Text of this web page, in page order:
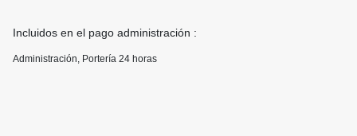
Incluidos en el pago administración :
Administración, Portería 24 horas